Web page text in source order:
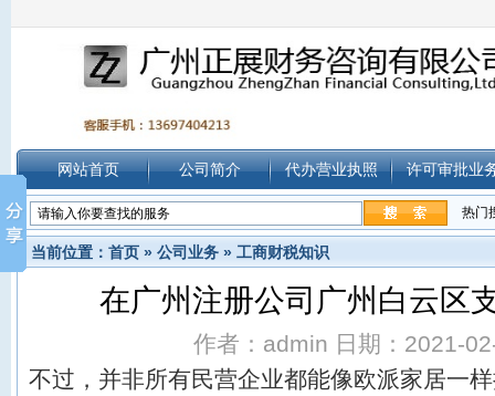
网站首页 公司简介 代办营业执照 许可审批业
热门
当前位置： 首页 » 公司业务 » 工商财税知识
在广州注册公司广州白云区
作者：admin 日期：2021-
不过，并非所有民营企业都能像欧派家居一